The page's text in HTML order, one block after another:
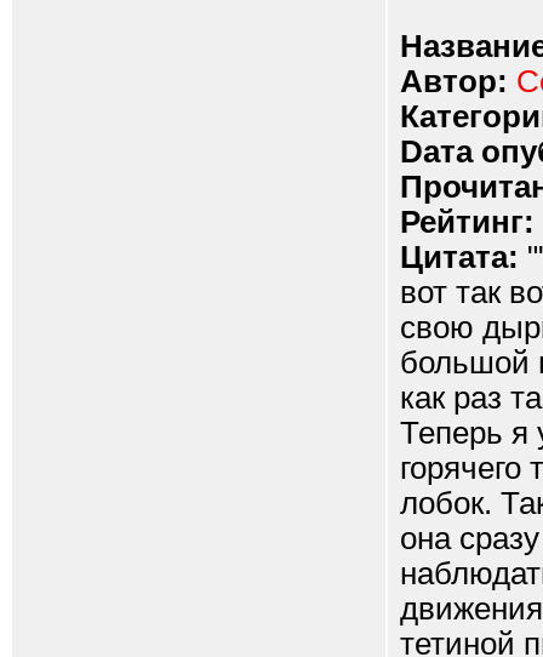
Автор:
Dата
Рейтинг:
Цитата:
вот так
свою
большой
как раз
Теперь я
лобок.
она
тетиной